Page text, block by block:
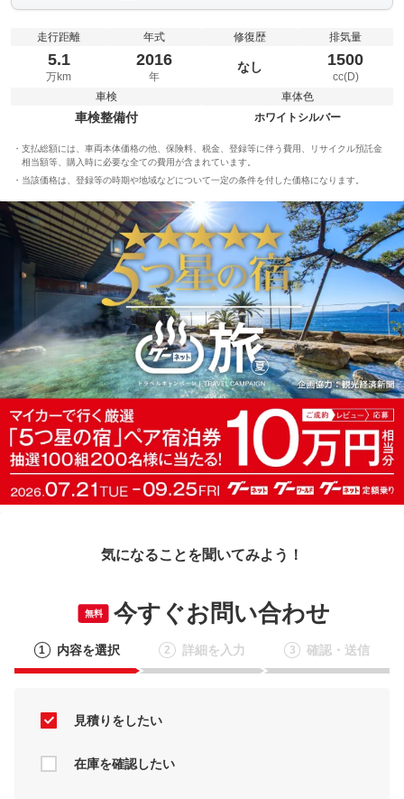
走行距離
5.1
万km
年式
2016
年
修復歴
なし
排気量
1500
cc(D)
車検
車検整備付
車体色
ホワイトシルバー
支払総額には、車両本体価格の他、保険料、税金、登録等に伴う費用、リサイクル預託金
相当額等、購入時に必要な全ての費用が含まれています。
当該価格は、登録等の時期や地域などについて一定の条件を付した価格になります。
気になることを聞いてみよう！
無料 今すぐお問い合わせ
1 内容を選択 2 詳細を入力 3 確認・送信
見積りをしたい
在庫を確認したい